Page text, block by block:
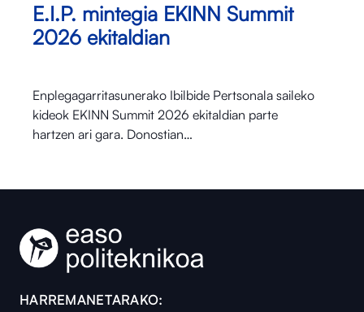
E.I.P. mintegia EKINN Summit
2026 ekitaldian
Enplegagarritasunerako Ibilbide Pertsonala saileko
kideok EKINN Summit 2026 ekitaldian parte
hartzen ari gara. Donostian…
HARREMANETARAKO: